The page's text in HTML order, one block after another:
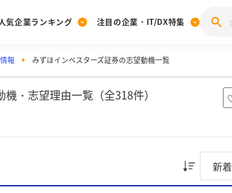
[27卒] 本選考体験記投稿キャンペーン
人気企業ランキング
みんなのDX企業就職ブランド調査
注目の企業・IT/DX特集
報 みずほインベスターズ証券の志望動機一覧
・志望理由一覧（全318件）